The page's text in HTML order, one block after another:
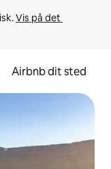
Vis på det
Airbnb dit sted